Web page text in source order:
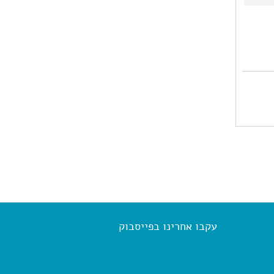
עקבו אחרינו בפייסבוק